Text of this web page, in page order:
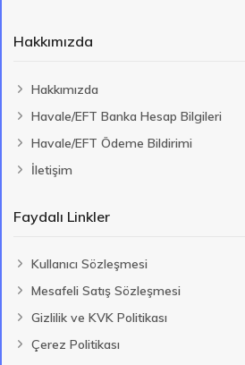
Hakkımızda
Hakkımızda
Havale/EFT Banka Hesap Bilgileri
Havale/EFT Ödeme Bildirimi
İletişim
Faydalı Linkler
Kullanıcı Sözleşmesi
Mesafeli Satış Sözleşmesi
Gizlilik ve KVK Politikası
Çerez Politikası